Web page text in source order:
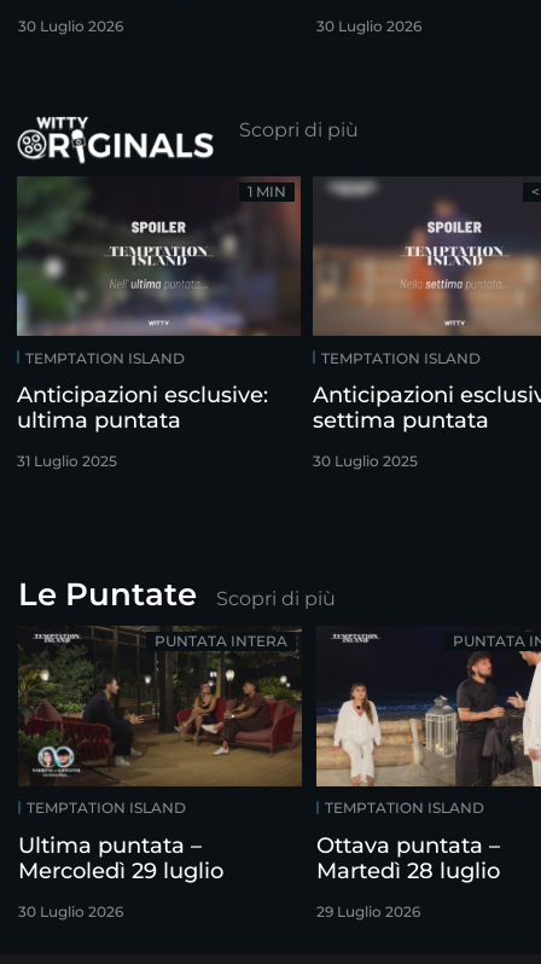
30 Luglio 2026 30 Luglio 2026
Scopri di più
TEMPTATION ISLAND
Anticipazioni esclusive:
ultima puntata
31 Luglio 2025
1 MIN
TEMPTATION ISLAND
Anticipazioni
settima puntata
30 Luglio 2025
Le Puntate Scopri di più
TEMPTATION ISLAND
Ultima puntata –
Mercoledì 29 luglio
30 Luglio 2026
PUNTATA INTERA
TEMPTATION ISLAND
Ottava puntata –
Martedì 28 luglio
29 Luglio 2026
PUNTATA